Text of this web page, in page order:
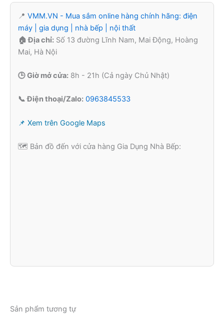
📍 VMM.VN - Mua sắm online hàng chính hãng: điện
máy | gia dụng | nhà bếp | nội thất
🏠 Địa chỉ: Số 13 đường Lĩnh Nam, Mai Động, Hoàng
Mai, Hà Nội
🕒 Giờ mở cửa: 8h - 21h (Cả ngày Chủ Nhật)
📞 Điện thoại/Zalo: 0963845533
📌 Xem trên Google Maps
🗺️ Bản đồ đến với cửa hàng Gia Dụng Nhà Bếp:
Sản phẩm tương tự